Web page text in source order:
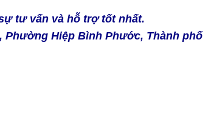
tư vấn và hỗ trợ tốt nhất.
Hiệp Bình Phước, Thành phố